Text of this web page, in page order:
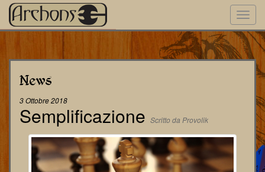
News
3 Ottobre 2018
Semplificazione Scritto da Provolik